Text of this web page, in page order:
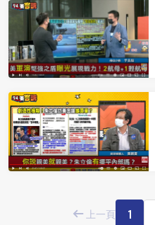
上一頁 1